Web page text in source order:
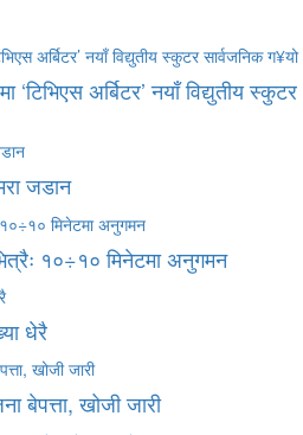
‘टिभिएस अर्बिटर’ नयाँ विद्युतीय स्कुटर
जडान
१०÷१० मिनेटमा अनुगमन
धेरै
बेपत्ता, खोजी जारी